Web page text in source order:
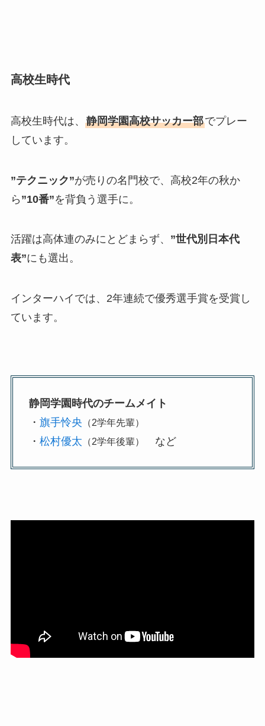
高校生時代
高校生時代は、 静岡学園高校サッカー部でプレー
しています。
”テクニック”が売りの名門校で、高校2年の秋か
ら ”10番”を背負う選手に。
活躍は高体連のみにとどまらず、 ”世代別日本代
表”にも選出。
インターハイでは、2年連続で優秀選手賞を受賞し
ています。
静岡学園時代のチームメイト
・ 旗手怜央 （2学年先輩）
・ 松村優太 （2学年後輩） など